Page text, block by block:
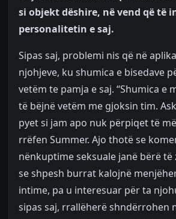
si objekt dëshire, në vend që të
personalitetin e saj.
Sipas saj, problemi nis që në
njohjeve, ku shumica e bisedave
vetëm te pamja e saj. “Shumica e
të bëjnë vetëm me gjoksin tim.
pyet si jam apo nuk përpiqet të
rrëfen Summer. Ajo thotë se
nënkuptime seksuale janë bërë
se shpesh burrat kalojnë
intime, pa u interesuar për ta
sipas saj, rrallëherë shndërrohen